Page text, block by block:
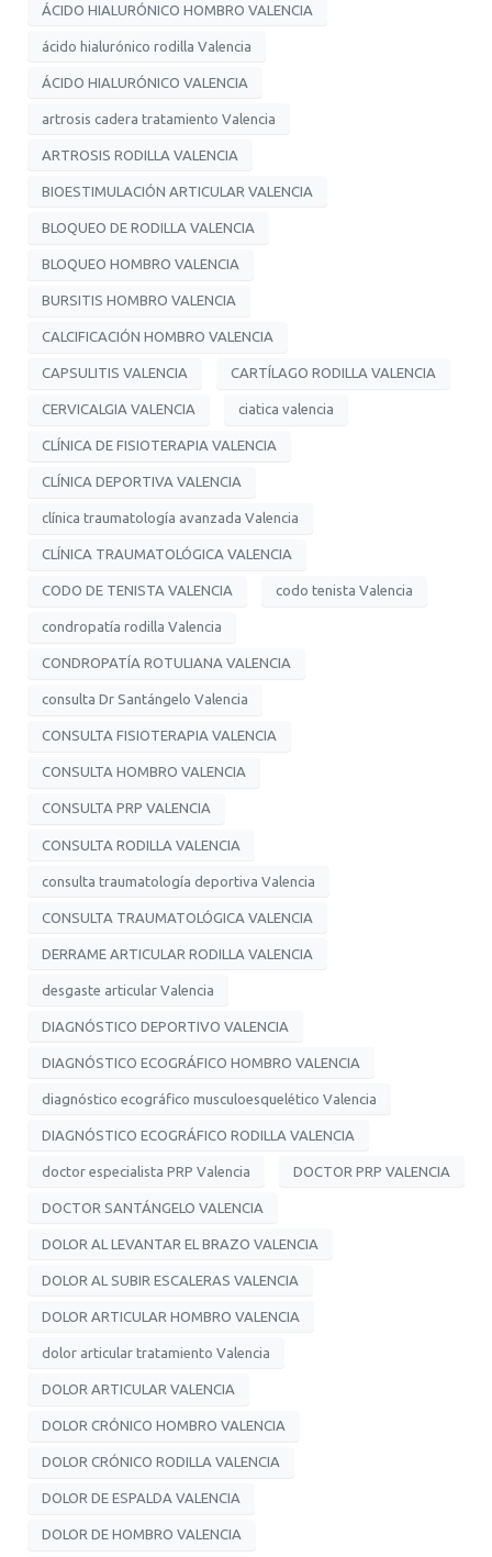
ÁCIDO HIALURÓNICO HOMBRO VALENCIA
ácido hialurónico rodilla Valencia
ÁCIDO HIALURÓNICO VALENCIA
artrosis cadera tratamiento Valencia
ARTROSIS RODILLA VALENCIA
BIOESTIMULACIÓN ARTICULAR VALENCIA
BLOQUEO DE RODILLA VALENCIA
BLOQUEO HOMBRO VALENCIA
BURSITIS HOMBRO VALENCIA
CALCIFICACIÓN HOMBRO VALENCIA
CAPSULITIS VALENCIA CARTÍLAGO RODILLA VALENCIA
CERVICALGIA VALENCIA ciatica valencia
CLÍNICA DE FISIOTERAPIA VALENCIA
CLÍNICA DEPORTIVA VALENCIA
clínica traumatología avanzada Valencia
CLÍNICA TRAUMATOLÓGICA VALENCIA
CODO DE TENISTA VALENCIA codo tenista Valencia
condropatía rodilla Valencia
CONDROPATÍA ROTULIANA VALENCIA
consulta Dr Santángelo Valencia
CONSULTA FISIOTERAPIA VALENCIA
CONSULTA HOMBRO VALENCIA
CONSULTA PRP VALENCIA
CONSULTA RODILLA VALENCIA
consulta traumatología deportiva Valencia
CONSULTA TRAUMATOLÓGICA VALENCIA
DERRAME ARTICULAR RODILLA VALENCIA
desgaste articular Valencia
DIAGNÓSTICO DEPORTIVO VALENCIA
DIAGNÓSTICO ECOGRÁFICO HOMBRO VALENCIA
diagnóstico ecográfico musculoesquelético Valencia
DIAGNÓSTICO ECOGRÁFICO RODILLA VALENCIA
doctor especialista PRP Valencia DOCTOR PRP VALENCIA
DOCTOR SANTÁNGELO VALENCIA
DOLOR AL LEVANTAR EL BRAZO VALENCIA
DOLOR AL SUBIR ESCALERAS VALENCIA
DOLOR ARTICULAR HOMBRO VALENCIA
dolor articular tratamiento Valencia
DOLOR ARTICULAR VALENCIA
DOLOR CRÓNICO HOMBRO VALENCIA
DOLOR CRÓNICO RODILLA VALENCIA
DOLOR DE ESPALDA VALENCIA
DOLOR DE HOMBRO VALENCIA